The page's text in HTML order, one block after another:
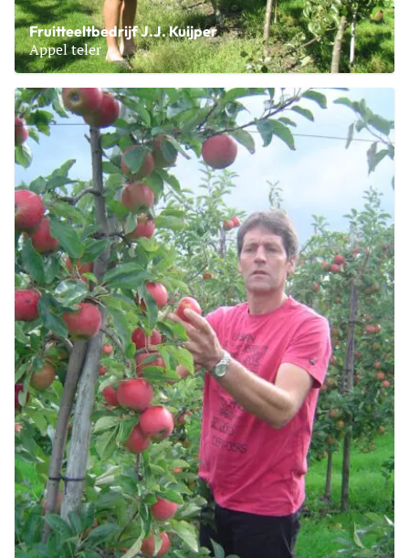
Fruitteeltbedrijf J.J. Kuijper
Appel teler
Lees meer over Fruitteeltbedrijf J.J. Kuijper